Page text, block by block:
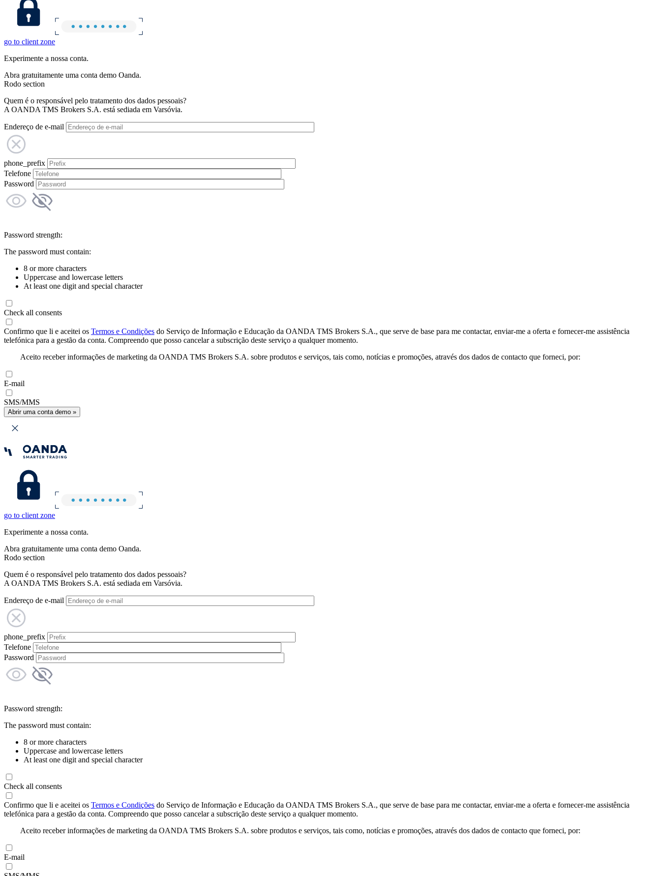
go to client zone
Experimente a nossa conta.
Abra gratuitamente uma conta demo Oanda.
Rodo section
Quem é o responsável pelo tratamento dos dados pessoais?
A OANDA TMS Brokers S.A. está sediada em Varsóvia.
Endereço de e-mail
phone_prefix
Telefone
Password
Password strength:
The password must contain:
8 or more characters
Uppercase and lowercase letters
At least one digit and special character
Check all consents
Confirmo que li e aceitei os Termos e Condições do Serviço de Informação e Educação da OANDA TMS Brokers S.A., que serve de base para me contactar, enviar-me a oferta e fornecer-me assistência
telefónica para a gestão da conta. Compreendo que posso cancelar a subscrição deste serviço a qualquer momento.
Aceito receber informações de marketing da OANDA TMS Brokers S.A. sobre produtos e serviços, tais como, notícias e promoções, através dos dados de contacto que forneci, por:
E-mail
SMS/MMS
Abrir uma conta demo »
go to client zone
Experimente a nossa conta.
Abra gratuitamente uma conta demo Oanda.
Rodo section
Quem é o responsável pelo tratamento dos dados pessoais?
A OANDA TMS Brokers S.A. está sediada em Varsóvia.
Endereço de e-mail
phone_prefix
Telefone
Password
Password strength:
The password must contain:
8 or more characters
Uppercase and lowercase letters
At least one digit and special character
Check all consents
Confirmo que li e aceitei os Termos e Condições do Serviço de Informação e Educação da OANDA TMS Brokers S.A., que serve de base para me contactar, enviar-me a oferta e fornecer-me assistência
telefónica para a gestão da conta. Compreendo que posso cancelar a subscrição deste serviço a qualquer momento.
Aceito receber informações de marketing da OANDA TMS Brokers S.A. sobre produtos e serviços, tais como, notícias e promoções, através dos dados de contacto que forneci, por:
E-mail